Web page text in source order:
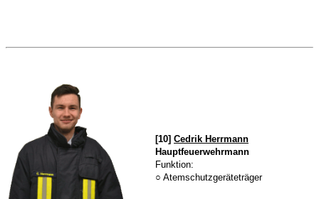
[10] Cedrik Herrmann
Hauptfeuerwehrmann
Funktion:
○ Atemschutzgeräteträger